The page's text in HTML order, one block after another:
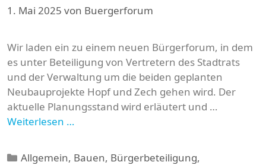
1. Mai 2025 von Buergerforum
Wir laden ein zu einem neuen Bürgerforum, in dem
es unter Beteiligung von Vertretern des Stadtrats
und der Verwaltung um die beiden geplanten
Neubauprojekte Hopf und Zech gehen wird. Der
aktuelle Planungsstand wird erläutert und …
Weiterlesen …
Kategorien
Allgemein, Bauen, Bürgerbeteiligung,